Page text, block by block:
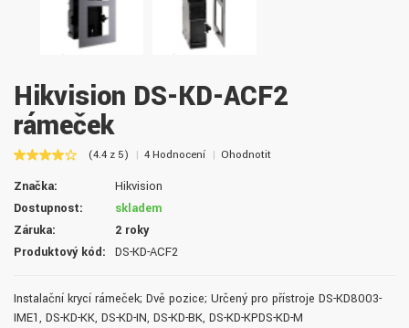
Hikvision DS-KD-ACF2
rámeček
(4.4 z 5) 4 Hodnocení Ohodnotit
Značka:
Hikvision
Dostupnost:
skladem
Záruka:
2 roky
Produktový kód:
DS-KD-ACF2
Instalační krycí rámeček; Dvě pozice; Určený pro přístroje DS-KD8003-
IME1, DS-KD-KK, DS-KD-IN, DS-KD-BK, DS-KD-KPDS-KD-M